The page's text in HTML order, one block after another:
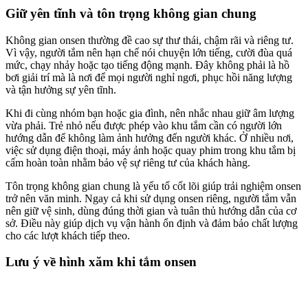
Giữ yên tĩnh và tôn trọng không gian chung
Không gian onsen thường đề cao sự thư thái, chậm rãi và riêng tư.
Vì vậy, người tắm nên hạn chế nói chuyện lớn tiếng, cười đùa quá
mức, chạy nhảy hoặc tạo tiếng động mạnh. Đây không phải là hồ
bơi giải trí mà là nơi để mọi người nghỉ ngơi, phục hồi năng lượng
và tận hưởng sự yên tĩnh.
Khi đi cùng nhóm bạn hoặc gia đình, nên nhắc nhau giữ âm lượng
vừa phải. Trẻ nhỏ nếu được phép vào khu tắm cần có người lớn
hướng dẫn để không làm ảnh hưởng đến người khác. Ở nhiều nơi,
việc sử dụng điện thoại, máy ảnh hoặc quay phim trong khu tắm bị
cấm hoàn toàn nhằm bảo vệ sự riêng tư của khách hàng.
Tôn trọng không gian chung là yếu tố cốt lõi giúp trải nghiệm onsen
trở nên văn minh. Ngay cả khi sử dụng onsen riêng, người tắm vẫn
nên giữ vệ sinh, dùng đúng thời gian và tuân thủ hướng dẫn của cơ
sở. Điều này giúp dịch vụ vận hành ổn định và đảm bảo chất lượng
cho các lượt khách tiếp theo.
Lưu ý về hình xăm khi tắm onsen